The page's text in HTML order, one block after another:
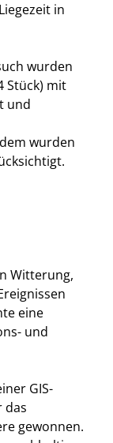
in
wurden
Stück) mit
und
wurden
Witterung,
eine
und
GIS-
das
gewonnen.